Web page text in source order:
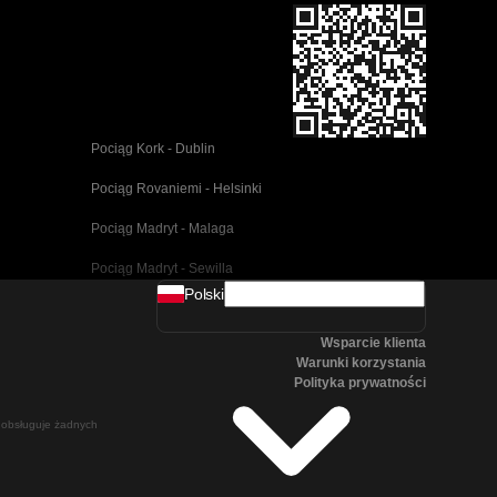
Pociąg Kork - Dublin
Pociąg Rovaniemi - Helsinki
Pociąg Madryt - Malaga
Pociąg Madryt - Sewilla
Pociąg Barcelona - Malaga
Pociąg Seul - Pusan
żadnych
Polski
Wsparcie klienta
Warunki korzystania
Polityka prywatności